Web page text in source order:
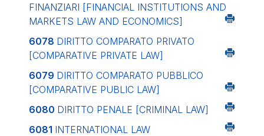
FINANZIARI [FINANCIAL INSTITUTIONS AND
MARKETS LAW AND ECONOMICS]
6078 DIRITTO COMPARATO PRIVATO
[COMPARATIVE PRIVATE LAW]
6079 DIRITTO COMPARATO PUBBLICO
[COMPARATIVE PUBLIC LAW]
6080 DIRITTO PENALE [CRIMINAL LAW]
6081 INTERNATIONAL LAW